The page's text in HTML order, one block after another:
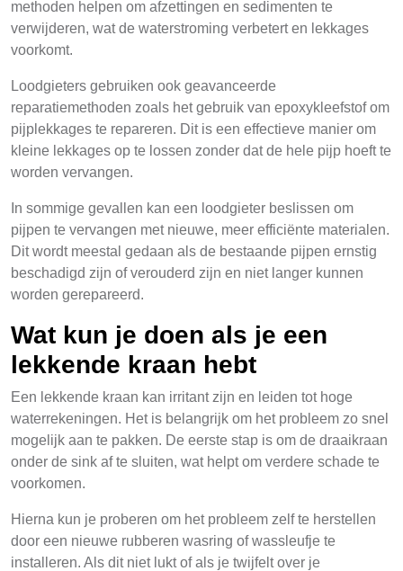
methoden helpen om afzettingen en sedimenten te
verwijderen, wat de waterstroming verbetert en lekkages
voorkomt.
Loodgieters gebruiken ook geavanceerde
reparatiemethoden zoals het gebruik van epoxykleefstof om
pijplekkages te repareren. Dit is een effectieve manier om
kleine lekkages op te lossen zonder dat de hele pijp hoeft te
worden vervangen.
In sommige gevallen kan een loodgieter beslissen om
pijpen te vervangen met nieuwe, meer efficiënte materialen.
Dit wordt meestal gedaan als de bestaande pijpen ernstig
beschadigd zijn of verouderd zijn en niet langer kunnen
worden gerepareerd.
Wat kun je doen als je een
lekkende kraan hebt
Een lekkende kraan kan irritant zijn en leiden tot hoge
waterrekeningen. Het is belangrijk om het probleem zo snel
mogelijk aan te pakken. De eerste stap is om de draaikraan
onder de sink af te sluiten, wat helpt om verdere schade te
voorkomen.
Hierna kun je proberen om het probleem zelf te herstellen
door een nieuwe rubberen wasring of wassleufje te
installeren. Als dit niet lukt of als je twijfelt over je